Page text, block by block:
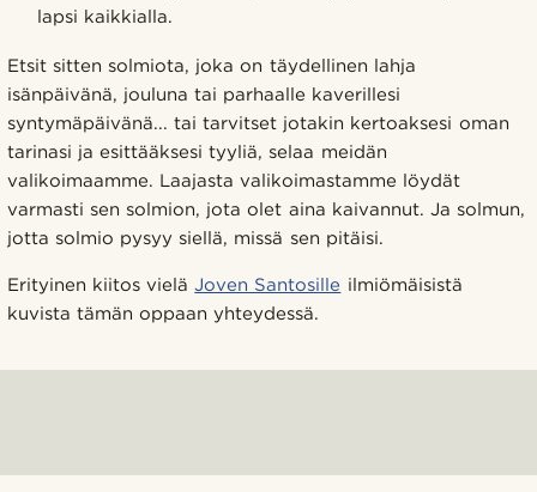
lapsi kaikkialla.
Etsit sitten solmiota, joka on täydellinen lahja
isänpäivänä, jouluna tai parhaalle kaverillesi
syntymäpäivänä... tai tarvitset jotakin kertoaksesi oman
tarinasi ja esittääksesi tyyliä, selaa meidän
valikoimaamme. Laajasta valikoimastamme löydät
varmasti sen solmion, jota olet aina kaivannut. Ja solmun,
jotta solmio pysyy siellä, missä sen pitäisi.
Erityinen kiitos vieläJoven Santosille ilmiömäisistä
kuvista tämän oppaan yhteydessä.